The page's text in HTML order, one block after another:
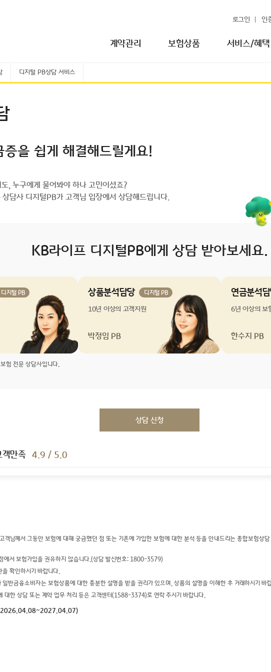
로그인 인
계약관리 보험상품 서비스/혜택
디지털 PB상담 서비스
을 쉽게 해결해드릴게요!
, 누구에게 물어봐야 하나 고민이셨죠?
담사 디지털PB가 고객님 입장에서 상담해드립니다.
KB라이프 디지털PB에게 상담 받아보세요.
디지털 PB 상품분석담당 디지털 PB
10년 이상의 고객지원
박정임 PB
연금분석
6년 이상의 보
한수지 PB
험 전문 상담사입니다.
상담 신청
객만족 4.9 / 5.0
객님께서 그동안 보험에 대해 궁금했던 점 또는 기존에 가입한 보험에 대한 분석 등을 안내드리는 종합보험상
에서 보험가입을 권유하지 않습니다.(상담 발신번호: 1800-3579)
확인하시기 바랍니다.
반금융소비자는 보험상품에 대한 충분한 설명을 받을 권리가 있으며, 상품의 설명을 이해한 후 거래하시기 바
대한 상담 또는 계약 업무 처리 등은 고객센터(1588-3374)로 연락 주시기 바랍니다.